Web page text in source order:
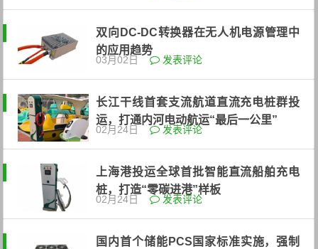
双向DC-DC转换器在无人机电源管理中
的应用趋势
03月02日 发表评论
长江干线首套支流航道直流充电桩群投
运，打通内河电动航运“最后一公里”
02月24日 发表评论
上海港投运全球首批智能直流船舶充电
桩，打造“零碳进港”样板
02月24日 发表评论
国内首个储能PCS国家标准实施，强制